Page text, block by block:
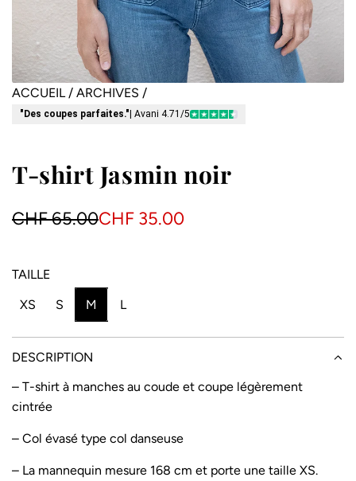
ACCUEIL / ARCHIVES /
"Des coupes parfaites." | Avani 4.71/5
T-shirt Jasmin noir
P
i
n
s
o
l
d
CHF 65.00
P
i
é
g
u
l
i
CHF 35.00
TAILLE
XS
S M L
DESCRIPTION
– T-shirt à manches au coude et coupe légèrement
cintrée
– Col évasé type col danseuse
– La mannequin mesure 168 cm et porte une taille XS.